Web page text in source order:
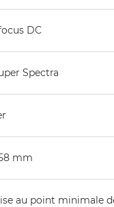
DC
Spectra
mm
au point minimale